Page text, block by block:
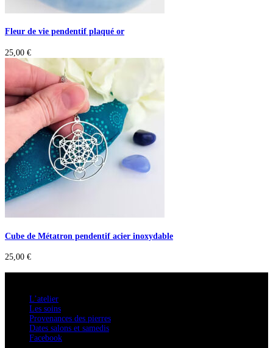
Fleur de vie pendentif plaqué or
25,00 €
Cube de Métatron pendentif acier inoxydable
25,00 €
L’atelier
Les soins
Provenances des pierres
Dates salons et samedis
Facebook